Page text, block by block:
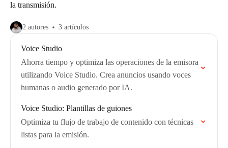
la transmisión.
2 autores 3 artículos
Voice Studio
Ahorra tiempo y optimiza las operaciones de la emisora
utilizando Voice Studio. Crea anuncios usando voces
humanas o audio generado por IA.
Voice Studio: Plantillas de guiones
Optimiza tu flujo de trabajo de contenido con técnicas
listas para la emisión.